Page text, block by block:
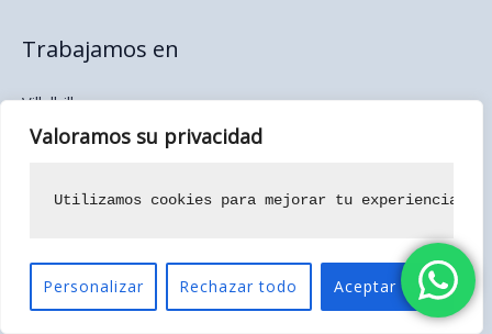
Valoramos su privacidad
Utilizamos cookies para mejorar tu experiencia
Personalizar Rechazar todo Aceptar todo
Trabajamos en
Villalbilla
Los Hueros
Nuevo Baztán
Alisado de paredes de gotelé